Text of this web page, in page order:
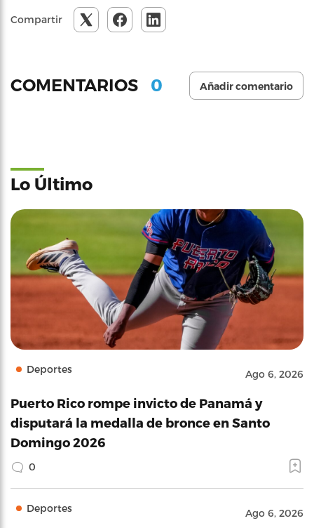
Compartir
COMENTARIOS 0 Añadir comentario
Lo Último
Deportes Ago 6, 2026
Puerto Rico rompe invicto de Panamá y
disputará la medalla de bronce en Santo
Domingo 2026
0
Deportes Ago 6, 2026